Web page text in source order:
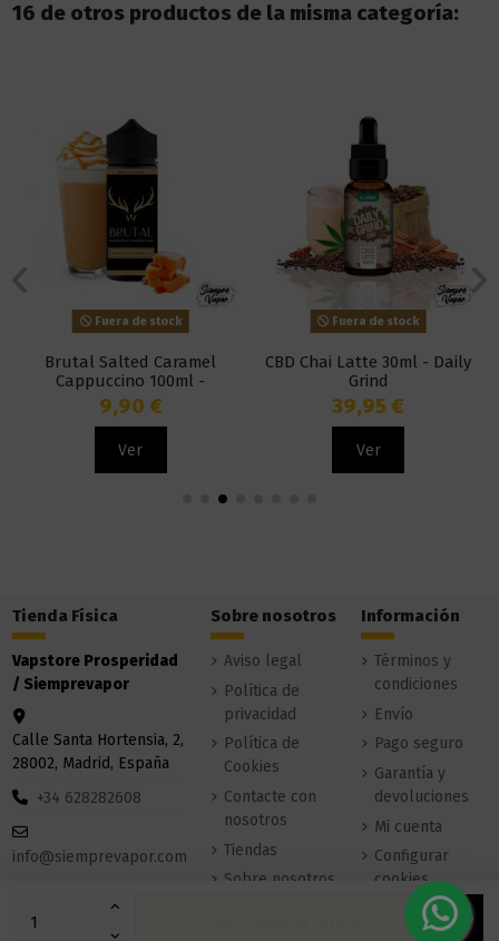
16 de otros productos de la misma categoría:
Fuera de stock
Brutal Salted Caramel
Cappuccino 100ml -
Blackout
9,90 €
Ver
Fuera de stock
CBD Chai Latte 30ml - Daily
Grind
39,95 €
Ver
Tienda Física
Vapstore Prosperidad
/ Siemprevapor
Calle Santa Hortensia, 2,
28002, Madrid, España
+34 628282608
info@siemprevapor.com
Sobre nosotros
Aviso legal
Política de
privacidad
Política de
Cookies
Contacte con
nosotros
Tiendas
Sobre nosotros
Información
Términos y
condiciones
Envío
Pago seguro
Garantía y
devoluciones
Mi cuenta
Configurar
cookies